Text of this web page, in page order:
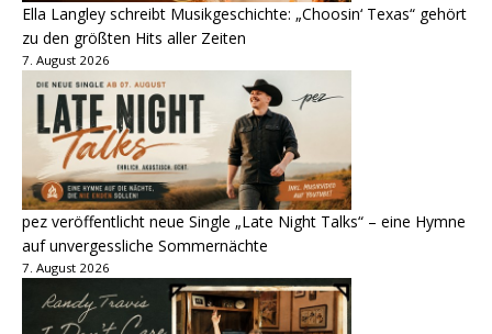
Ella Langley schreibt Musikgeschichte: „Choosin‘ Texas“ gehört
zu den größten Hits aller Zeiten
7. August 2026
pez veröffentlicht neue Single „Late Night Talks“ – eine Hymne
auf unvergessliche Sommernächte
7. August 2026